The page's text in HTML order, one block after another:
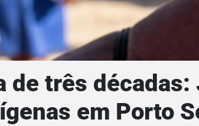
de três
em Porto